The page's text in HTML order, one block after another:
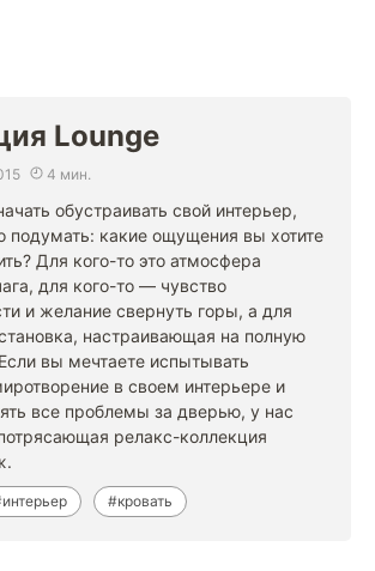
Lounge
4 мин.
обустраивать свой интерьер,
подумать: какие ощущения вы хотите
Для кого-то это атмосфера
для кого-то — чувство
и желание свернуть горы, а для
настраивающая на полную
вы мечтаете испытывать
в своем интерьере и
все проблемы за дверью, у нас
релакс-коллекция
#кровать